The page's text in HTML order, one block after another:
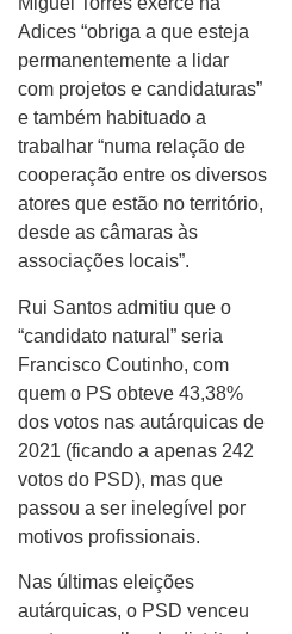
Adices “obriga a que esteja
permanentemente a lidar
com projetos e candidaturas”
e também habituado a
trabalhar “numa relação de
cooperação entre os diversos
atores que estão no território,
desde as câmaras às
associações locais”.
Rui Santos admitiu que o
“candidato natural” seria
Francisco Coutinho, com
quem o PS obteve 43,38%
dos votos nas autárquicas de
2021 (ficando a apenas 242
votos do PSD), mas que
passou a ser inelegível por
motivos profissionais.
Nas últimas eleições
autárquicas, o PSD venceu